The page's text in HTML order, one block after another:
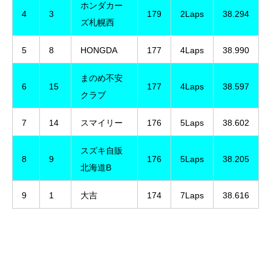
4 3
ホンダカー
ズ札幌西
179 2Laps 38.294
5 8 HONGDA 177 4Laps 38.990
6 15
まのめ不安
クラブ
177 4Laps 38.597
7 14 スマイリー 176 5Laps 38.602
8 9
スズキ自販
北海道B
176 5Laps 38.205
9 1 大吉 174 7Laps 38.616